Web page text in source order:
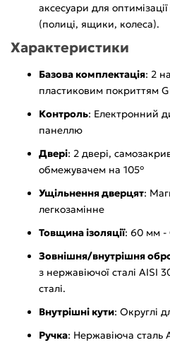
аксесуари для
(полиці, ящики, колеса).
Характеристики
Базова комплектація: 2
пластиковим покриттям
Контроль: Електронний
панеллю
Двері: 2 двері,
обмежувачем на 105°
Ущільнення дверцят:
легкозамінне
Товщина ізоляції: 60 мм -
Зовнішня/внутрішня
з нержавіючої сталі AISI
сталі.
Внутрішні кути: Округлі
Ручка: Нержавіюча сталь